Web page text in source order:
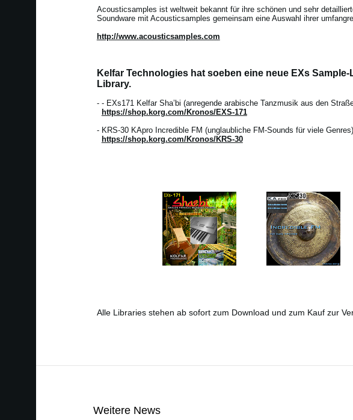
Acousticsamples ist weltweit bekannt für ihre schönen und sehr
Soundware mit Acousticsamples gemeinsam eine Auswahl ihrer
http://www.acousticsamples.com
Kelfar Technologies hat soeben eine neue EXs
Library.
- - EXs171 Kelfar Sha’bi (anregende arabische Tanzmusik aus den
https://shop.korg.com/Kronos/EXS-171
- KRS-30 KApro Incredible FM (unglaubliche FM-Sounds für viele Genres)
https://shop.korg.com/Kronos/KRS-30
Alle Libraries stehen ab sofort zum Download und zum Kauf zur
Weitere News